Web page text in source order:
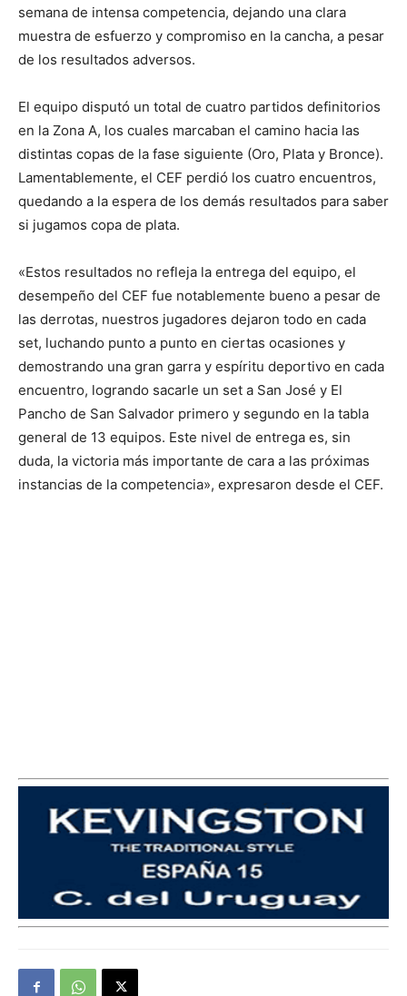
semana de intensa competencia, dejando una clara
muestra de esfuerzo y compromiso en la cancha, a pesar
de los resultados adversos.
El equipo disputó un total de cuatro partidos definitorios
en la Zona A, los cuales marcaban el camino hacia las
distintas copas de la fase siguiente (Oro, Plata y Bronce).
Lamentablemente, el CEF perdió los cuatro encuentros,
quedando a la espera de los demás resultados para saber
si jugamos copa de plata.
«Estos resultados no refleja la entrega del equipo, el
desempeño del CEF fue notablemente bueno a pesar de
las derrotas, nuestros jugadores dejaron todo en cada
set, luchando punto a punto en ciertas ocasiones y
demostrando una gran garra y espíritu deportivo en cada
encuentro, logrando sacarle un set a San José y El
Pancho de San Salvador primero y segundo en la tabla
general de 13 equipos. Este nivel de entrega es, sin
duda, la victoria más importante de cara a las próximas
instancias de la competencia», expresaron desde el CEF.